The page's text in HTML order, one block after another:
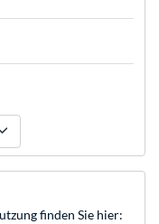
finden Sie hier: